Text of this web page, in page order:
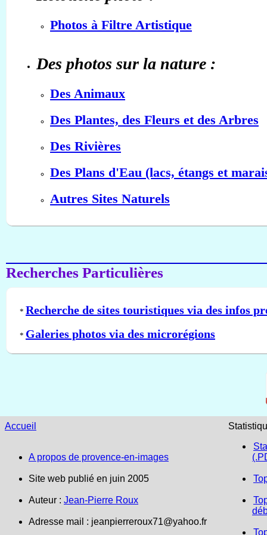
Photos à Filtre Artistique
Des photos sur la nature :
Des Animaux
Des Plantes, des Fleurs et des Arbres
Des Rivières
Des Plans d'Eau (lacs, étangs et
Autres Sites Naturels
Recherches Particulières
* Recherche de sites touristiques via des infos
* Galeries photos via des microrégions
Accueil
A propos de provence-en-images
Site web publié en juin 2005
Auteur : Jean-Pierre Roux
Adresse mail : jeanpierreroux71@yahoo.fr